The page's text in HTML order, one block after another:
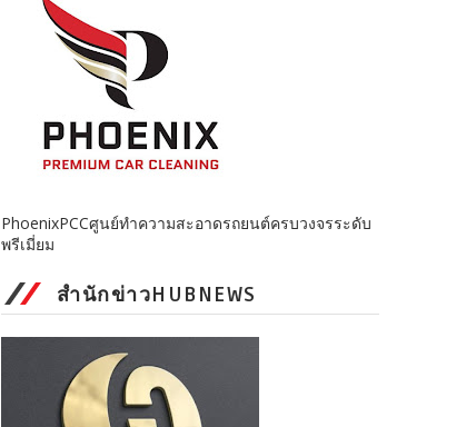
PhoenixPCCศูนย์ทำความสะอาดรถยนต์ครบวงจรระดับ
พรีเมี่ยม
สำนักข่าวHUBNEWS